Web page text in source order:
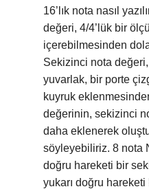
16’lık nota nasıl
değeri, 4/4’lük bir
içerebilmesinden
Sekizinci nota
yuvarlak, bir porte
kuyruk
değerinin, sekizinci
daha eklenerek
söyleyebiliriz. 8 nota
doğru hareketi bir
yukarı doğru